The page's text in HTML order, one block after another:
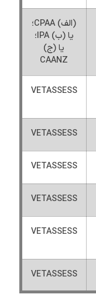
(الف) CPAA؛
یا (ب) IPA؛
یا (ج)
CAANZ
VETASSESS
VETASSESS
VETASSESS
VETASSESS
VETASSESS
VETASSESS